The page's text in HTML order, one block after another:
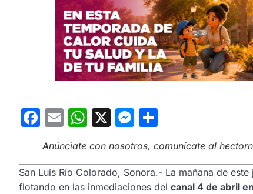
Facebook
EmailWhatsApp
X Messenger
Anúnciate con nosotros, comunícate al
San Luis Río Colorado, Sonora.- La mañana de
flotando en las inmediaciones del canal 4 de abril